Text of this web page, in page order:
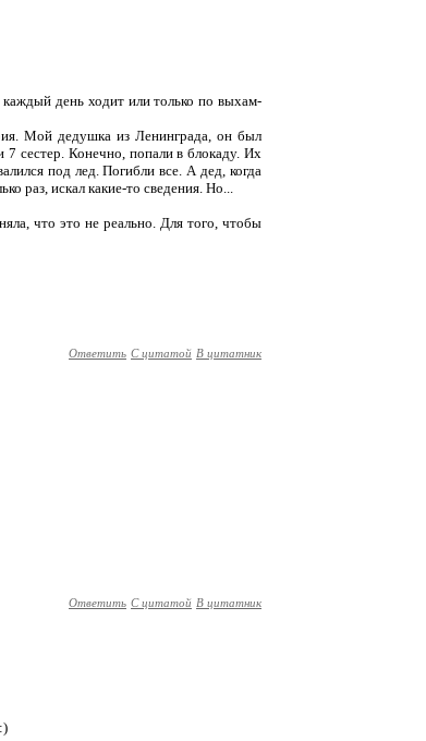
день ходит или только по выхам-
Мой дедушка из Ленинграда, он был
сестер. Конечно, попали в блокаду. Их
под лед. Погибли все. А дед, когда
раз, искал какие-то сведения. Но...
что это не реально. Для того, чтобы
Ответить С цитатой В цитатник
Ответить С цитатой В цитатник